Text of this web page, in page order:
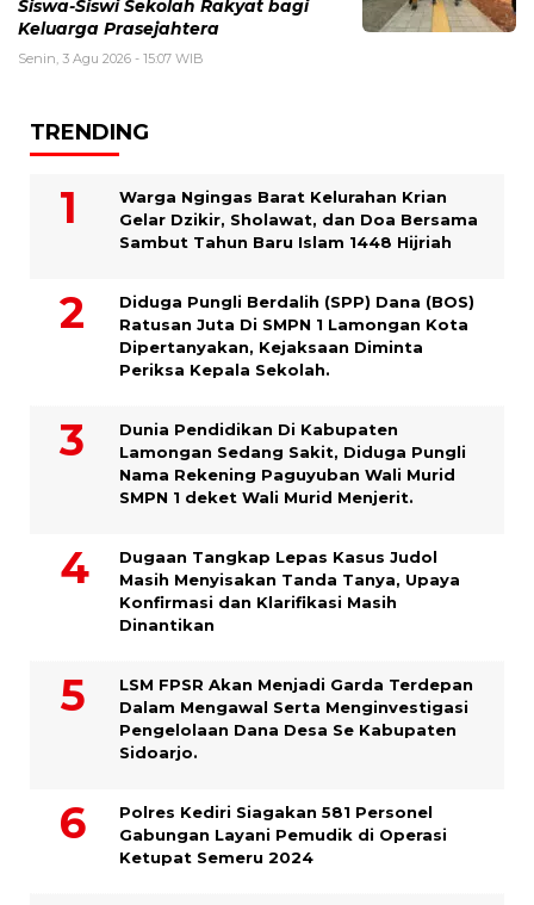
Siswa-Siswi Sekolah Rakyat bagi
Keluarga Prasejahtera
Senin, 3 Agu 2026 - 15:07 WIB
TRENDING
Warga Ngingas Barat Kelurahan Krian
Gelar Dzikir, Sholawat, dan Doa Bersama
Sambut Tahun Baru Islam 1448 Hijriah
Diduga Pungli Berdalih (SPP) Dana (BOS)
Ratusan Juta Di SMPN 1 Lamongan Kota
Dipertanyakan, Kejaksaan Diminta
Periksa Kepala Sekolah.
Dunia Pendidikan Di Kabupaten
Lamongan Sedang Sakit, Diduga Pungli
Nama Rekening Paguyuban Wali Murid
SMPN 1 deket Wali Murid Menjerit.
Dugaan Tangkap Lepas Kasus Judol
Masih Menyisakan Tanda Tanya, Upaya
Konfirmasi dan Klarifikasi Masih
Dinantikan
LSM FPSR Akan Menjadi Garda Terdepan
Dalam Mengawal Serta Menginvestigasi
Pengelolaan Dana Desa Se Kabupaten
Sidoarjo.
Polres Kediri Siagakan 581 Personel
Gabungan Layani Pemudik di Operasi
Ketupat Semeru 2024